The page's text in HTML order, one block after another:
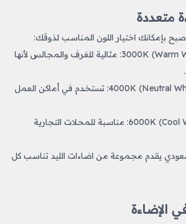
بإمكانك اختيار اللون المناسب لذوقك:
· الإضاءة الدافئة (Warm White) 3000K: مثالية للغرف والمجالس لأنها
· الإضاءة الطبيعية (Neutral White) 4000K: تستخدم في أماكن العمل
· الإضاءة الباردة (Cool White) 6000K: مناسبة للمحلات التجارية
يقدم مجموعة من اضاءات الليد​ تناسب كل